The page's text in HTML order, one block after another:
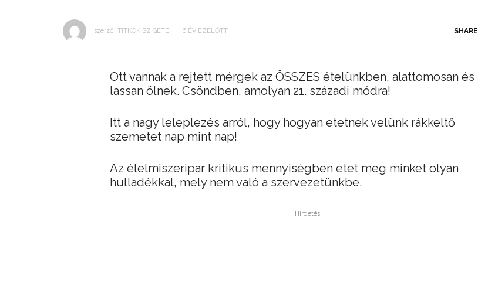
szerző: TITKOK SZIGETE 6 ÉV EZELŐTT SHARE
Ott vannak a rejtett mérgek az ÖSSZES ételünkben, alattomosan és
lassan ölnek. Csöndben, amolyan 21. századi módra!
Itt a nagy leleplezés arról, hogy hogyan etetnek velünk rákkeltő
szemetet nap mint nap!
Az élelmiszeripar kritikus mennyiségben etet meg minket olyan
hulladékkal, mely nem való a szervezetünkbe.
Hirdetés